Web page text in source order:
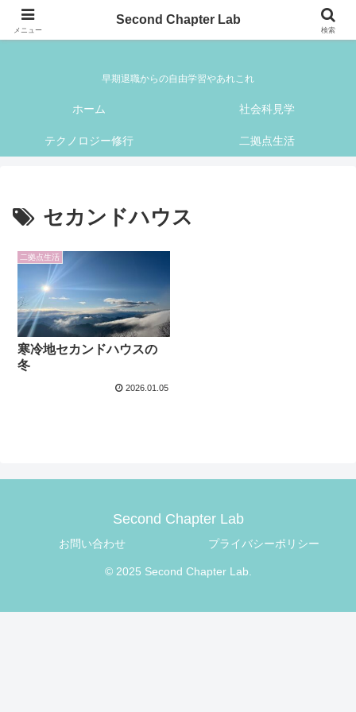
Second Chapter Lab
早期退職からの自由学習やあれこれ
ホーム 社会科見学
テクノロジー修行 二拠点生活
セカンドハウス
二拠点生活
寒冷地セカンドハウスの
冬
2026.01.05
Second Chapter Lab
お問い合わせ プライバシーポリシー
© 2025 Second Chapter Lab.
メニュー
Second Chapter Lab
検索